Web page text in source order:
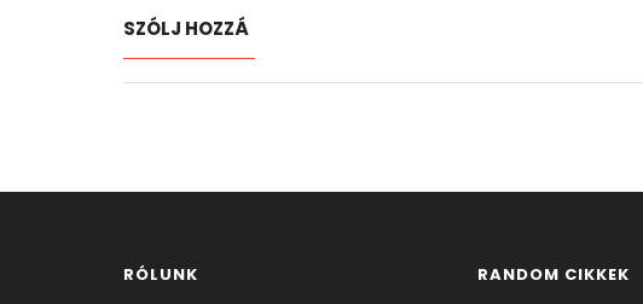
SZÓLJ HOZZÁ
RÓLUNK RANDOM CIKKEK